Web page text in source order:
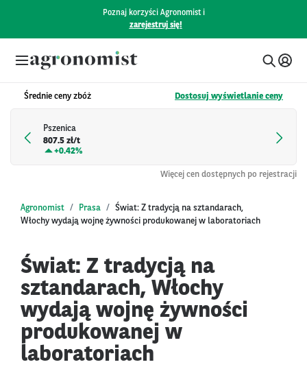
Poznaj korzyści Agronomist i
zarejestruj się!
Średnie ceny zbóż Dostosuj wyświetlanie ceny
Pszenica
807.5 zł/t
+0.42%
Więcej cen dostępnych po rejestracji
Agronomist Prasa
Świat: Z tradycją na sztandarach,
Włochy wydają wojnę żywności produkowanej w laboratoriach
Świat: Z tradycją na
sztandarach, Włochy
wydają wojnę żywności
produkowanej w
laboratoriach